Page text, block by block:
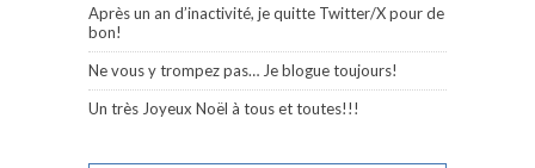
Après un an d’inactivité, je quitte Twitter/X pour de
bon!
Ne vous y trompez pas… Je blogue toujours!
Un très Joyeux Noël à tous et toutes!!!